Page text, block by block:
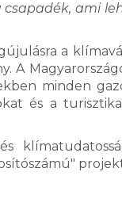
ami
a
A
minden
és a